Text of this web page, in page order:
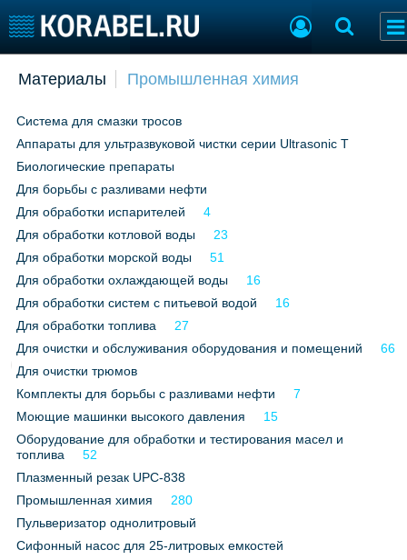
Пульс
Новости
Компании
Репутация
Работа
Крюинг
Журнал
Реклама
Доска объявлений
Продажа флота
Оборудование
Изделия
Материалы
Услуги
Конференции
Выставки и семинары
Личности
Словарь
Галерея флота
Отзывы
Все службы
Материалы Промышленная химия
Cистема для смазки тросов
Аппараты для ультразвуковой чистки серии Ultrasonic T
Биологические препараты
Для борьбы с разливами нефти
Для обработки испарителей
4
Для обработки котловой воды
23
Для обработки морской воды
51
Для обработки охлаждающей воды
16
Для обработки систем с питьевой водой
16
Для обработки топлива
27
Для очистки и обслуживания оборудования и помещений
66
Для очистки трюмов
Комплекты для борьбы с разливами нефти
7
Моющие машинки высокого давления
15
Оборудование для обработки и тестирования масел и
топлива
52
Плазменный резак UPC-838
Промышленная химия
280
Пульверизатор однолитровый
Сифонный насос для 25-литровых емкостей